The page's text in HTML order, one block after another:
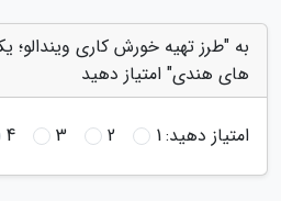
به "طرز تهیه خورش کاری
های هندی" امتیاز دهید
امتیاز دهید:1
2
3
4